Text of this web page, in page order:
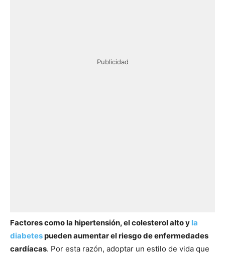
Publicidad
Factores como la hipertensión, el colesterol alto y la
diabetespueden aumentar el riesgo de enfermedades
cardíacas. Por esta razón, adoptar un estilo de vida que